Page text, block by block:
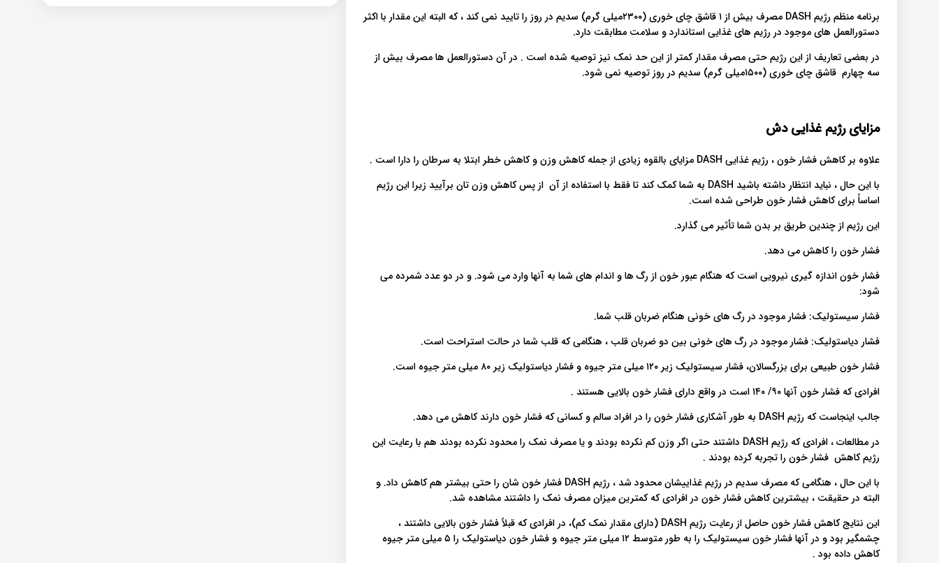
برنامه منظم رژیم DASH مصرف بیش از ۱ قاشق چای خوری (۲۳۰۰میلی گرم) سدیم در روز را تایید نمی کند ، که البته این مقدار با اکثر
دستورالعمل های موجود در رژیم های غذایی استاندارد و سلامت مطابقت دارد.
در بعضی تعاریف از این رژیم حتی مصرف مقدار کمتر از این حد نمک نیز توصیه شده است . در آن دستورالعمل ها مصرف بیش از
سه چهارم قاشق چای خوری (۱۵۰۰میلی گرم) سدیم در روز توصیه نمی شود.
مزایای رژیم غذایی دش
علاوه بر کاهش فشار خون ، رژیم غذایی DASH مزایای بالقوه زیادی از جمله کاهش وزن و کاهش خطر ابتلا به سرطان را دارا است .
با این حال ، نباید انتظار داشته باشید DASH به شما کمک کند تا فقط با استفاده از آن از پس کاهش وزن تان برآیید زیرا این رژیم
اساساً برای کاهش فشار خون طراحی شده است.
این رژیم از چندین طریق بر بدن شما تأثیر می گذارد.
فشار خون را کاهش می دهد.
فشار خون اندازه گیری نیرویی است که هنگام عبور خون از رگ ها و اندام های شما به آنها وارد می شود. و در دو عدد شمرده می
شود:
فشار سیستولیک: فشار موجود در رگ های خونی هنگام ضربان قلب شما.
فشار دیاستولیک: فشار موجود در رگ های خونی بین دو ضربان قلب ، هنگامی که قلب شما در حالت استراحت است.
فشار خون طبیعی برای بزرگسالان، فشار سیستولیک زیر ۱۲۰ میلی متر جیوه و فشار دیاستولیک زیر ۸۰ میلی متر جیوه است.
افرادی که فشار خون آنها ۹۰/ ۱۴۰ است در واقع دارای فشار خون بالایی هستند .
جالب اینجاست که رژیم DASH به طور آشکاری فشار خون را در افراد سالم و کسانی که فشار خون دارند کاهش می دهد.
در مطالعات ، افرادی که رژیم DASH داشتند حتی اگر وزن کم نکرده بودند و یا مصرف نمک را محدود نکرده بودند هم با رعایت این
رژیم کاهش فشار خون را تجربه کرده بودند .
با این حال ، هنگامی که مصرف سدیم در رژیم غذاییشان محدود شد ، رژیم DASH فشار خون شان را حتی بیشتر هم کاهش داد. و
البته در حقیقت ، بیشترین کاهش فشار خون در افرادی که کمترین میزان مصرف نمک را داشتند مشاهده شد.
این نتایج کاهش فشار خون حاصل از رعایت رژیم DASH (دارای مقدار نمک کم)، در افرادی که قبلاً فشار خون بالایی داشتند ،
چشمگیر بود و در آنها فشار خون سیستولیک را به طور متوسط ​​۱۲ میلی متر جیوه و فشار خون دیاستولیک را ۵ میلی متر جیوه
کاهش داده بود .